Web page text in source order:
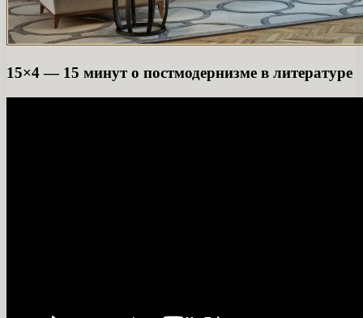
15×4 — 15 минут о постмодернизме в литературе